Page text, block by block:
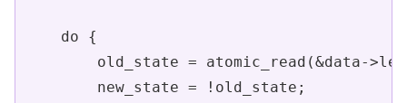
    do {
old_state = atomic_read(&data-
        new_state = !old_state;